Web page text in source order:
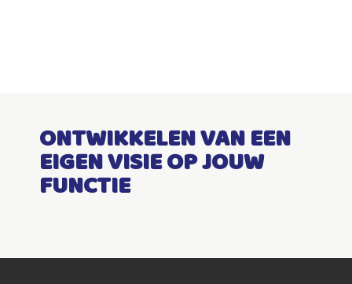
ONTWIKKELEN VAN EEN
EIGEN VISIE OP JOUW
FUNCTIE